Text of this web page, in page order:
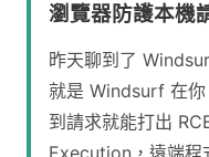
瀏覽器防護本機
昨天聊到了
就是 Windsurf 在
到請求就能打出
Execution，遠端程